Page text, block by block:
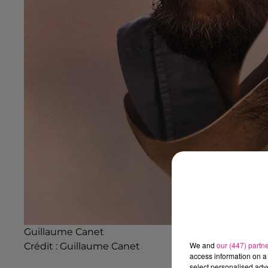
Guillaume Canet
Crédit : Guillaume Canet We and our (447)
access information on